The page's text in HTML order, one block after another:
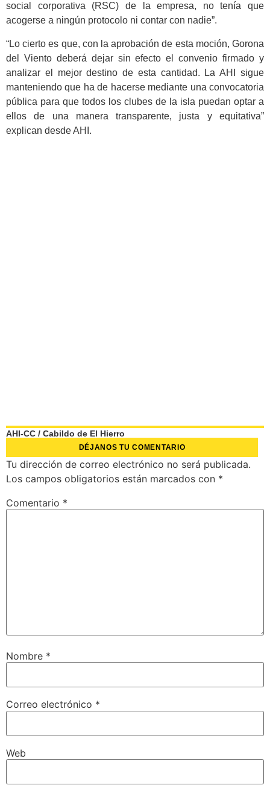
social corporativa (RSC) de la empresa, no tenía que
acogerse a ningún protocolo ni contar con nadie”.
“Lo cierto es que, con la aprobación de esta moción, Gorona
del Viento deberá dejar sin efecto el convenio firmado y
analizar el mejor destino de esta cantidad. La AHI sigue
manteniendo que ha de hacerse mediante una convocatoria
pública para que todos los clubes de la isla puedan optar a
ellos de una manera transparente, justa y equitativa”
explican desde AHI.
AHI-CC / Cabildo de El Hierro
DÉJANOS TU COMENTARIO
Tu dirección de correo electrónico no será publicada.
Los campos obligatorios están marcados con *
Comentario *
Nombre *
Correo electrónico *
Web